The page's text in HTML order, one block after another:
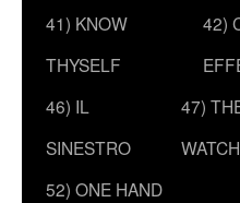
41) KNOW
THYSELF
42)
46) IL
SINESTRO
47)
52) ONE HAND